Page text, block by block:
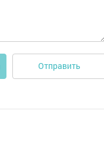
Отправить